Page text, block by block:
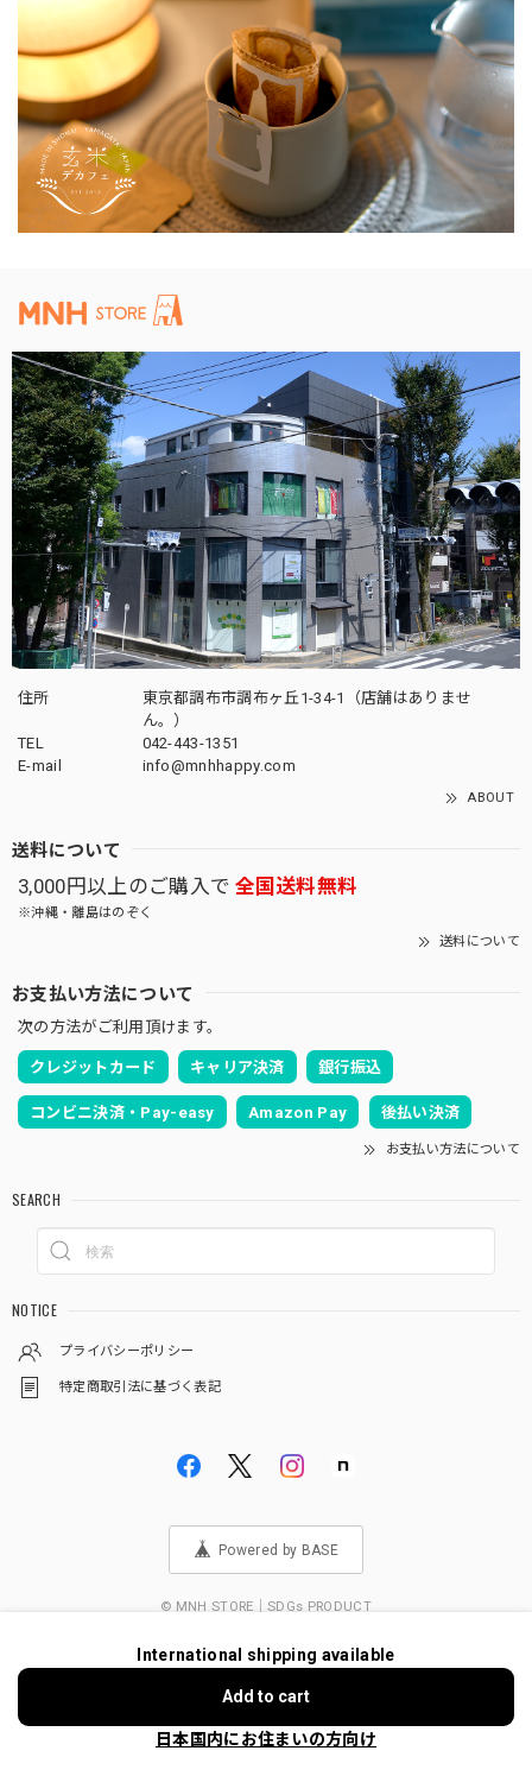
住所
東京都調布市調布ヶ丘1-34-1（店舗はありませ
ん。）
TEL
042-443-1351
E-mail
info@mnhhappy.com
ABOUT
送料について
3,000円以上のご購入で 全国送料無料
※沖縄・離島はのぞく
送料について
お支払い方法について
次の方法がご利用頂けます。
クレジットカード キャリア決済 銀行振込
コンビニ決済・Pay-easy Amazon Pay 後払い決済
お支払い方法について
SEARCH
NOTICE
プライバシーポリシー
特定商取引法に基づく表記
Powered by BASE
© MNH STORE｜SDGs PRODUCT
International shipping available
Add to cart
日本国内にお住まいの方向け
ショップに質問する